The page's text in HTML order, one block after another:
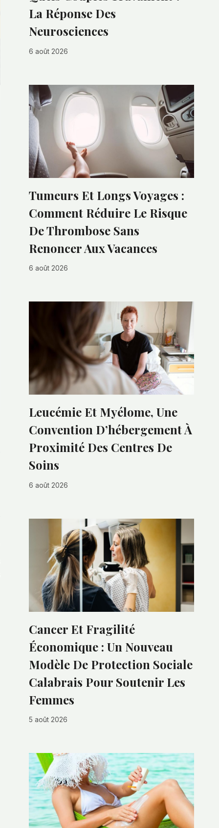
La Réponse Des
Neurosciences
6 août 2026
Tumeurs Et Longs Voyages :
Comment Réduire Le Risque
De Thrombose Sans
Renoncer Aux Vacances
6 août 2026
Leucémie Et Myélome, Une
Convention D’hébergement À
Proximité Des Centres De
Soins
6 août 2026
Cancer Et Fragilité
Économique : Un Nouveau
Modèle De Protection Sociale
Calabrais Pour Soutenir Les
Femmes
5 août 2026